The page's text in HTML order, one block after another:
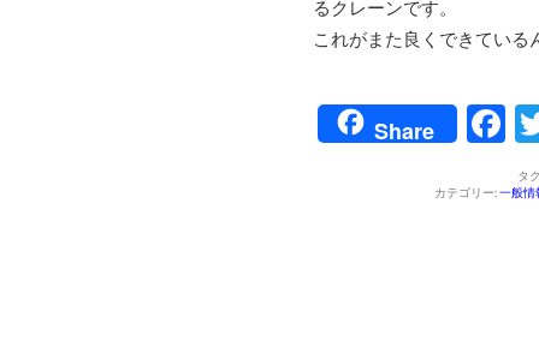
るクレーンです。
これがまた良くできている
Share
タ
カテゴリー:一般情